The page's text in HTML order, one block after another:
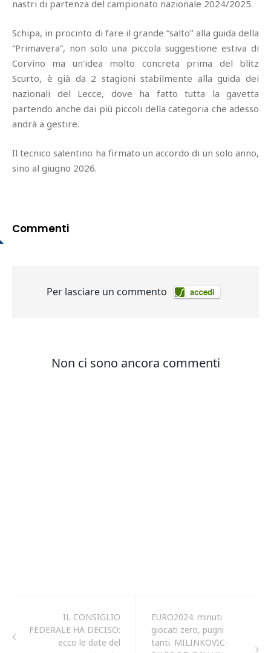
nastri di partenza del campionato nazionale 2024/2025.
Schipa, in procinto di fare il grande “salto” alla guida della
“Primavera”, non solo una piccola suggestione estiva di
Corvino ma un'idea molto concreta prima del blitz
Scurto, è già da 2 stagioni stabilmente alla guida dei
nazionali del Lecce, dove ha fatto tutta la gavetta
partendo anche dai più piccoli della categoria che adesso
andrà a gestire.
Il tecnico salentino ha firmato un accordo di un solo anno,
sino al giugno 2026.
Commenti
IL CONSIGLIO
FEDERALE HA DECISO:
ecco le date del
EURO2024: minuti
giocati zero, pugni
tanti. MILINKOVIC-